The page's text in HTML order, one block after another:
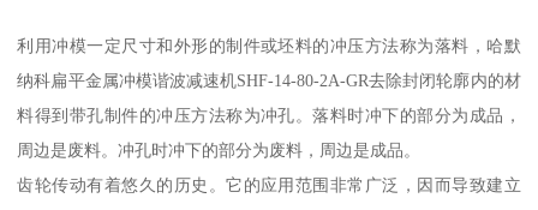
利用冲模一定尺寸和外形的制件或坯料的冲压方法称为落料，哈默
纳科扁平金属冲模谐波减速机SHF-14-80-2A-GR去除封闭轮廓内的材
料得到带孔制件的冲压方法称为冲孔。落料时冲下的部分为成品，
周边是废料。冲孔时冲下的部分为废料，周边是成品。
齿轮传动有着悠久的历史。它的应用范围非常广泛，因而导致建立